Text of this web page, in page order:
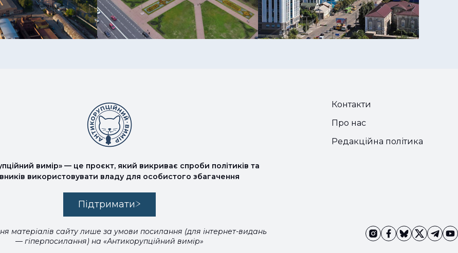
вимір» — це проєкт, який викриває спроби політиків та
використовувати владу для особистого збагачення
Підтримати
матеріалів сайту лише за умови посилання (для інтернет-видань
— гіперпосилання) на «Антикорупційний вимір»
Контакти
Про нас
Редакційна політика